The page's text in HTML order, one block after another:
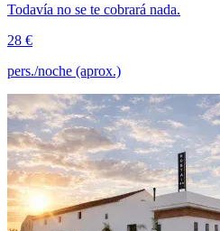
Todavía no se te cobrará nada.
28 €
pers./noche (aprox.)